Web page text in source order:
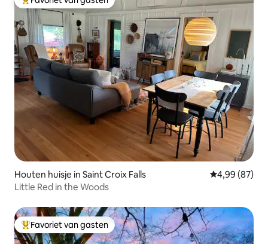
Topfavoriet van gasten
Houten huisje in Saint Croix Falls Gemiddelde
4,99 (87)
Little Red in the Woods
Topfavoriet van gasten
Favoriet van gasten